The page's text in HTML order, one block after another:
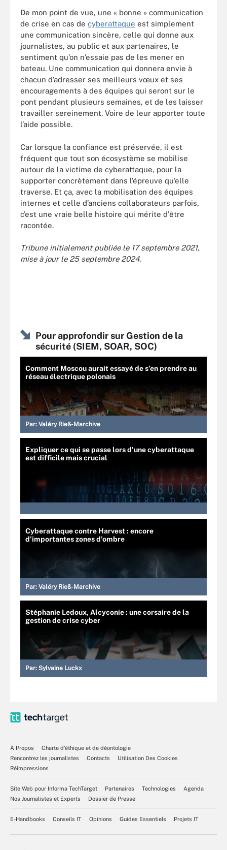
De mon point de vue, une « bonne » communication
de crise en cas de cyberattaque est simplement
une communication sincère, celle qui donne aux
journalistes, au public et aux partenaires, le
sentiment qu’on n’essaie pas de les mener en
bateau. Une communication qui donnera envie à
chacun d’adresser ses meilleurs vœux et ses
encouragements à des équipes qui seront sur le
pont pendant plusieurs semaines, et de les laisser
travailler sereinement. Voire de leur apporter toute
l’aide possible.
Car lorsque la confiance est préservée, il est
fréquent que tout son écosystème se mobilise
autour de la victime de cyberattaque, pour la
supporter concrètement dans l’épreuve qu’elle
traverse. Et ça, avec la mobilisation des équipes
internes et celle d’anciens collaborateurs parfois,
c’est une vraie belle histoire qui mérite d'être
racontée.
Tribune initialement publiée le 17 septembre 2021,
mise à jour le 25 septembre 2024.
Pour approfondir sur Gestion de la
sécurité (SIEM, SOAR, SOC)
Comment Moscou aurait essayé de s’en prendre au
réseau électrique polonais
Par: Valéry Rieß-Marchive
Expliquer ce qui se passe lors d'une cyberattaque
est difficile mais crucial
Cyberattaque contre Harvest : encore
d’importantes zones d’ombre
Par: Valéry Rieß-Marchive
Stéphanie Ledoux, Alcyconie : une corsaire de la
gestion de crise cyber
Par: Sylvaine Luckx
À Propos
Charte d’éthique et de déontologie
Rencontrez les journalistes
Contacts
Utilisation Des Cookies
Réimpressions
Site Web pour Informa TechTarget Partenaires Technologies
Agenda
Nos Journalistes et Experts
Dossier de Presse
E-Handbooks Conseils IT Opinions Guides Essentiels Projets IT